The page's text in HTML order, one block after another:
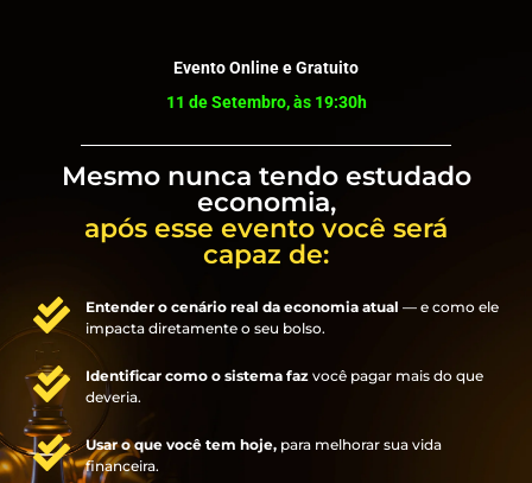
Evento Online e Gratuito
11 de Setembro, às 19:30h
Mesmo nunca tendo estudado
economia,
após esse evento você será
capaz de:
Entender o cenário real da economia atual — e como ele
impacta diretamente o seu bolso.
Identificar como o sistema faz você pagar mais do que
deveria.
Usar o que você tem hoje,para melhorar sua vida
financeira.